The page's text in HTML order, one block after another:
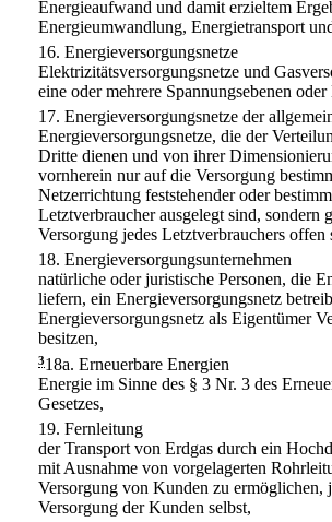
Energieaufwand und damit erzieltem
Energieumwandlung, Energietransport
16. Energieversorgungsnetze
Elektrizitätsversorgungsnetze und
eine oder mehrere Spannungsebenen
17. Energieversorgungsnetze der
Energieversorgungsnetze, die der
Dritte dienen und von ihrer
vornherein nur auf die Versorgung
Netzerrichtung feststehender oder
Letztverbraucher ausgelegt sind, sondern
Versorgung jedes Letztverbrauchers offen
18. Energieversorgungsunternehmen
natürliche oder juristische Personen, die
liefern, ein Energieversorgungsnetz
Energieversorgungsnetz als Eigentümer
besitzen,
318a. Erneuerbare Energien
Energie im Sinne des § 3 Nr. 3 des
Gesetzes,
19. Fernleitung
der Transport von Erdgas durch ein
mit Ausnahme von vorgelagerten
Versorgung von Kunden zu ermöglichen,
Versorgung der Kunden selbst,